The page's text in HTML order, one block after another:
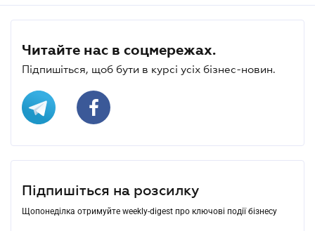
Читайте нас в соцмережах.
Підпишіться, щоб бути в курсі усіх бізнес-новин.
Підпишіться на розсилку
Щопонеділка отримуйте weekly-digest про ключові події бізнесу